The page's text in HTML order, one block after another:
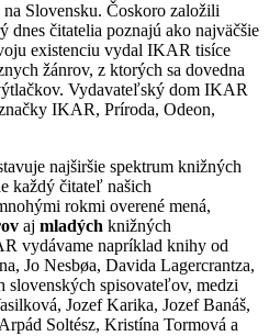
Slovensku. Čoskoro založili
čitatelia poznajú ako najväčšie
existenciu vydal IKAR tisíce
žánrov, z ktorých sa dovedna
Vydavateľský dom IKAR
IKAR, Príroda, Odeon,
najširšie spektrum knižných
každý čitateľ našich
rokmi overené mená,
aj mladých knižných
vydávame napríklad knihy od
Jo Nesbøa, Davida Lagercrantza,
slovenských spisovateľov, medzi
Jozef Karika, Jozef Banáš,
Soltész, Kristína Tormová a